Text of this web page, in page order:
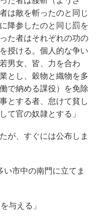
は敵を斬ったのと同じ
降参したのと同じ罰を
た者はそれぞれの功の
授ける。個人的な争い
男女、皆、力を合わ
とし、穀物と織物を多
で納める課役）を免除
とする者、怠けて貧し
て官の奴隷とする」
が、すぐには公布しま
市中の南門に立てま
与える」